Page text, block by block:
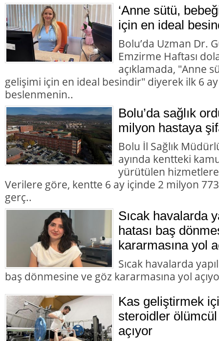
‘Anne sütü,
için en ideal
Bolu’da Uzman Dr.
Emzirme Haftası
açıklamada, "Anne
gelişimi için en ideal besindir" diyerek ilk 6
beslenmenin..
Bolu’da sağlık
milyon hastaya
Bolu İl Sağlık
ayında kentteki
yürütülen
Verilere göre, kentte 6 ay içinde 2 milyon
gerç..
Sıcak havalarda
hatası baş
kararmasına yol
Sıcak havalarda
baş dönmesine ve göz kararmasına yol
Kas geliştirmek
steroidler
açıyor